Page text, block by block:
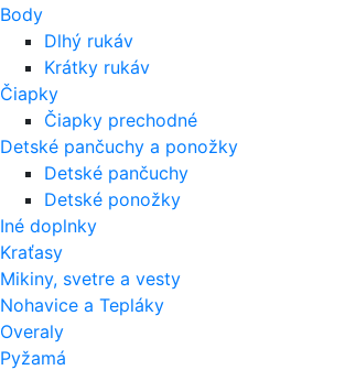
Body
Dlhý rukáv
Krátky rukáv
Čiapky
Čiapky prechodné
Detské pančuchy a ponožky
Detské pančuchy
Detské ponožky
Iné doplnky
Kraťasy
Mikiny, svetre a vesty
Nohavice a Tepláky
Overaly
Pyžamá